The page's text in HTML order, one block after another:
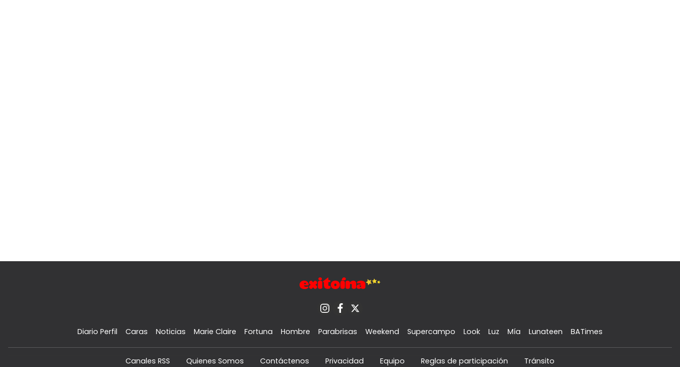
Diario Perfil Caras Noticias Marie Claire Fortuna Hombre Parabrisas Weekend Supercampo Look Luz Mía Lunateen BATimes
Canales RSS Quienes Somos Contáctenos Privacidad Equipo Reglas de participación Tránsito